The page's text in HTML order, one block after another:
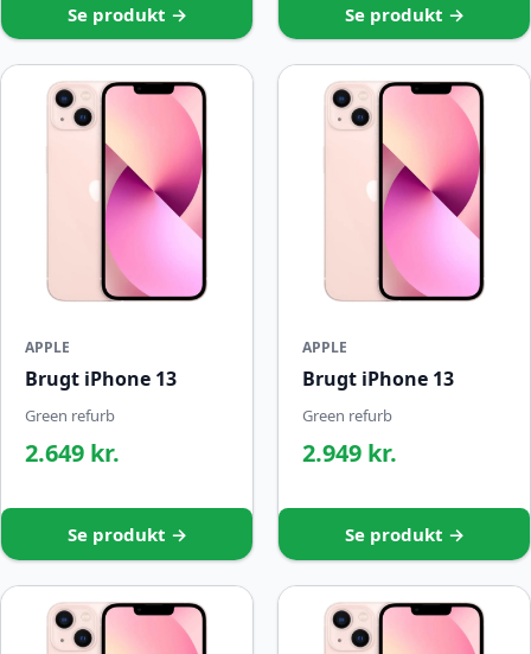
Se produkt → Se produkt →
APPLE
Brugt iPhone 13
Green refurb
2.649 kr.
Se produkt →
APPLE
Brugt iPhone 13
Green refurb
2.949 kr.
Se produkt →